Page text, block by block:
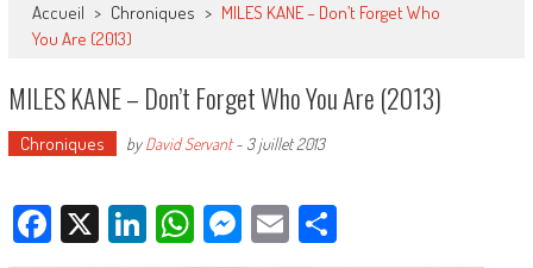
Accueil > Chroniques > MILES KANE – Don’t Forget Who
You Are (2013)
MILES KANE – Don’t Forget Who You Are (2013)
Chroniques byDavid Servant- 3 juillet 2013
Facebook
X LinkedIn
WhatsApp
Messenger
EmailPartager